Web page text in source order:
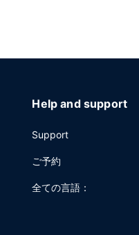
Help and support
Support
ご予約
全ての言語：